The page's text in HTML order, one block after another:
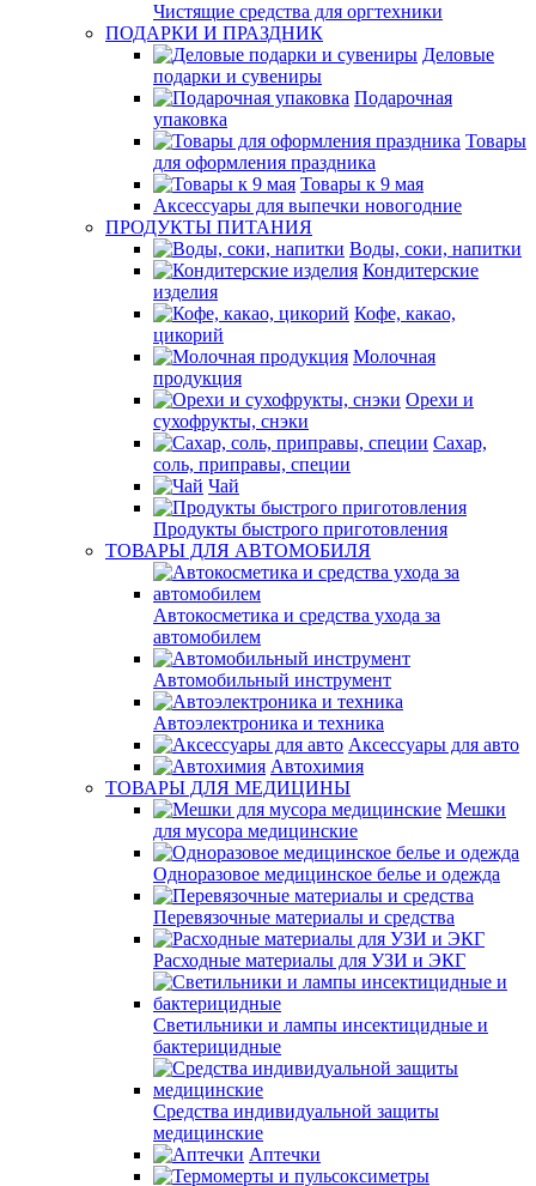
Чистящие средства для оргтехники
ПОДАРКИ И ПРАЗДНИК
Деловые
подарки и сувениры
Подарочная
упаковка
Товары
для оформления праздника
Товары к 9 мая
Аксессуары для выпечки новогодние
ПРОДУКТЫ ПИТАНИЯ
Воды, соки, напитки
Кондитерские
изделия
Кофе, какао,
цикорий
Молочная
продукция
Орехи и
сухофрукты, снэки
Сахар,
соль, приправы, специи
Чай
Продукты быстрого приготовления
ТОВАРЫ ДЛЯ АВТОМОБИЛЯ
Автокосметика и средства ухода за
автомобилем
Автомобильный инструмент
Автоэлектроника и техника
Аксессуары для авто
Автохимия
ТОВАРЫ ДЛЯ МЕДИЦИНЫ
Мешки
для мусора медицинские
Одноразовое медицинское белье и одежда
Перевязочные материалы и средства
Расходные материалы для УЗИ и ЭКГ
Светильники и лампы инсектицидные и
бактерицидные
Средства индивидуальной защиты
медицинские
Аптечки